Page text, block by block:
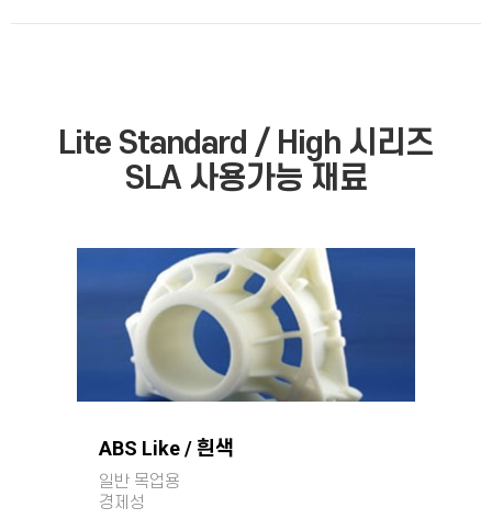
Lite Standard / High 시리즈
SLA 사용가능 재료
ABS Like / 흰색
일반 목업용
경제성